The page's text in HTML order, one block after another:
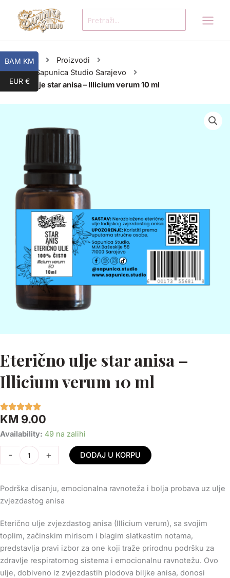
content
for:
Početna
Proizvodi
Proizvodi Sapunica Studio Sarajevo
Eterično ulje star anisa – Illicium verum 10 ml
Eterično ulje star anisa –
Illicium verum 10 ml
KM 9.00
Availability: 49 na zalihi
-
Eterično
ulje
star
verum
10
ml
količina
+ DODAJ U KORPU
Podrška disanju, emocionalna ravnoteža i bolja probava uz ulje
zvjezdastog anisa
Eterično ulje zvjezdastog anisa (Illicium verum), sa svojim
toplim, začinskim mirisom i blagim slatkastim notama,
predstavlja pravi izbor za one koji traže prirodnu podršku za
zdravlje respiratornog sistema i emocionalnu ravnotežu. Ovo
ulje, dobiveno iz zvjezdastih plodova biljke anisa, donosi
BAM KM
EUR €